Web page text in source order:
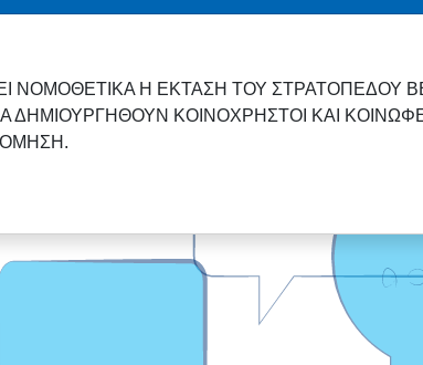
ΝΟΜΟΘΕΤΙΚΑ Η ΕΚΤΑΣΗ ΤΟΥ ΣΤΡΑΤΟΠΕΔΟΥ
ΔΗΜΙΟΥΡΓΗΘΟΥΝ ΚΟΙΝΟΧΡΗΣΤΟΙ ΚΑΙ